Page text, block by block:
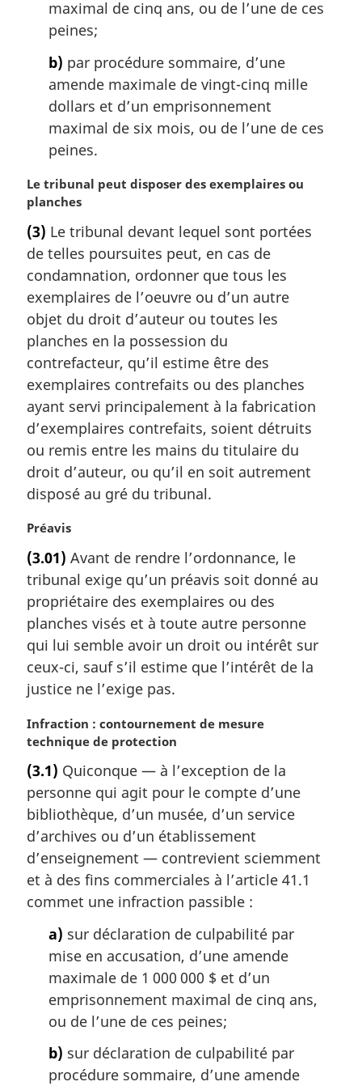
maximal de cinq ans, ou de l’une de ces
peines;
b) par procédure sommaire, d’une
amende maximale de vingt-cinq mille
dollars et d’un emprisonnement
maximal de six mois, ou de l’une de ces
peines.
N
o
e
m
a
r
i
n
a
l
:
Le tribunal peut disposer des exemplaires ou
planches
(3) Le tribunal devant lequel sont portées
de telles poursuites peut, en cas de
condamnation, ordonner que tous les
exemplaires de l’oeuvre ou d’un autre
objet du droit d’auteur ou toutes les
planches en la possession du
contrefacteur, qu’il estime être des
exemplaires contrefaits ou des planches
ayant servi principalement à la fabrication
d’exemplaires contrefaits, soient détruits
ou remis entre les mains du titulaire du
droit d’auteur, ou qu’il en soit autrement
disposé au gré du tribunal.
N
t
e
m
a
r
g
i
n
l
e
Préavis
(3.01) Avant de rendre l’ordonnance, le
tribunal exige qu’un préavis soit donné au
propriétaire des exemplaires ou des
planches visés et à toute autre personne
qui lui semble avoir un droit ou intérêt sur
ceux-ci, sauf s’il estime que l’intérêt de la
justice ne l’exige pas.
N
o
e
m
a
r
i
n
a
Infraction : contournement de mesure
technique de protection
(3.1) Quiconque — à l’exception de la
personne qui agit pour le compte d’une
bibliothèque, d’un musée, d’un service
d’archives ou d’un établissement
d’enseignement — contrevient sciemment
et à des fins commerciales à l’article 41.1
commet une infraction passible :
a) sur déclaration de culpabilité par
mise en accusation, d’une amende
maximale de 1 000 000 $ et d’un
emprisonnement maximal de cinq ans,
ou de l’une de ces peines;
b) sur déclaration de culpabilité par
procédure sommaire, d’une amende